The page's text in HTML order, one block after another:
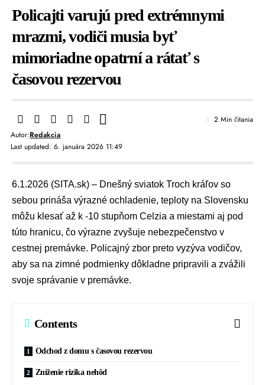
Policajti varujú pred extrémnymi
mrazmi, vodiči musia byť
mimoriadne opatrní a rátať s
časovou rezervou
Last updated: 6. januára 2026 11:49
Autor:Redakcia
2 Min čitania
6.1.2026 (SITA.sk) – Dnešný sviatok Troch kráľov so
sebou prináša výrazné ochladenie, teploty na Slovensku
môžu klesať až k -10 stupňom Celzia a miestami aj pod
túto hranicu, čo výrazne zvyšuje nebezpečenstvo v
cestnej premávke. Policajný zbor preto vyzýva vodičov,
aby sa na zimné podmienky dôkladne pripravili a zvážili
svoje správanie v premávke.
Contents
Odchod z domu s časovou rezervou
Zníženie rizika nehôd